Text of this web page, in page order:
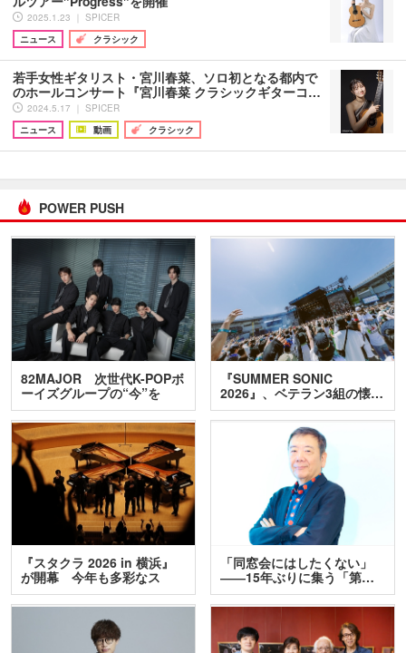
2025.1.23 ｜ SPICER
ニュース
クラシック
若手女性ギタリスト・宮川春菜、ソロ初となる都内で
のホールコンサート『宮川春菜 クラシックギターコ…
2024.5.17 ｜ SPICER
ニュース
動画 クラシック
POWER PUSH
82MAJOR 次世代K-POPボ
ーイズグループの“今”を
訊…
『SUMMER SONIC
2026』、ベテラン3組の懐…
『スタクラ 2026 in 横浜』
が開幕 今年も多彩なス
テ…
「同窓会にはしたくない」
――15年ぶりに集う「第…